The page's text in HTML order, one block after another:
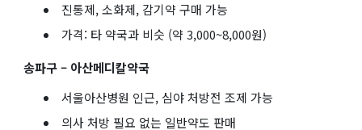
진통제, 소화제, 감기약 구매 가능
가격: 타 약국과 비슷 (약 3,000~8,000원)
송파구 – 아산메디칼약국
서울아산병원 인근, 심야 처방전 조제 가능
의사 처방 필요 없는 일반약도 판매